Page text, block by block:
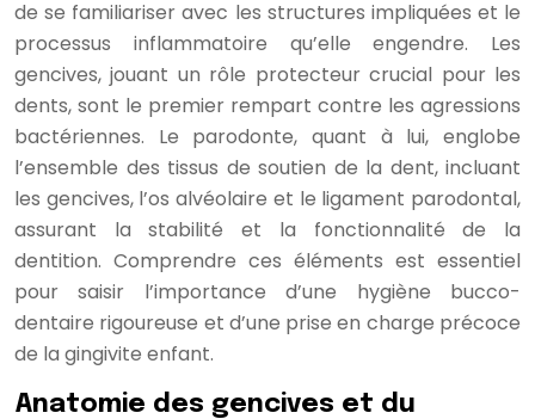
de se familiariser avec les structures impliquées et le
processus inflammatoire qu’elle engendre. Les
gencives, jouant un rôle protecteur crucial pour les
dents, sont le premier rempart contre les agressions
bactériennes. Le parodonte, quant à lui, englobe
l’ensemble des tissus de soutien de la dent, incluant
les gencives, l’os alvéolaire et le ligament parodontal,
assurant la stabilité et la fonctionnalité de la
dentition. Comprendre ces éléments est essentiel
pour saisir l’importance d’une hygiène bucco-
dentaire rigoureuse et d’une prise en charge précoce
de la gingivite enfant.
Anatomie des gencives et du